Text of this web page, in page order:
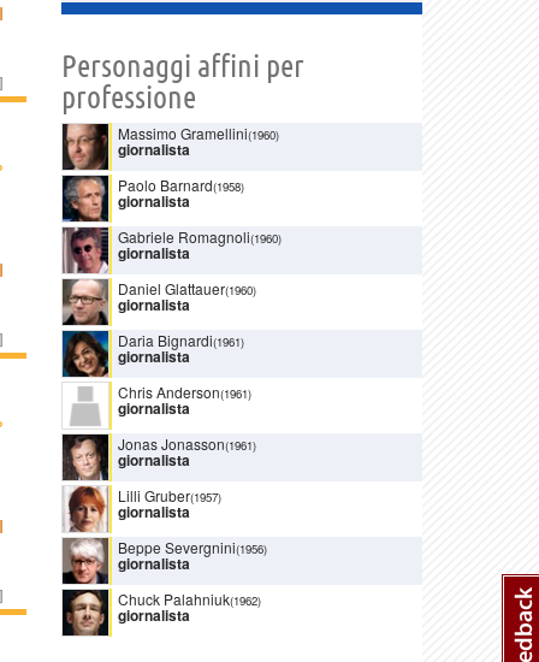
]
]
]
Personaggi affini per
professione
Massimo Gramellini(1960)
giornalista
Paolo Barnard(1958)
giornalista
Gabriele Romagnoli(1960)
giornalista
Daniel Glattauer(1960)
giornalista
Daria Bignardi(1961)
giornalista
Chris Anderson(1961)
giornalista
Jonas Jonasson(1961)
giornalista
Lilli Gruber(1957)
giornalista
Beppe Severgnini(1956)
giornalista
Chuck Palahniuk(1962)
giornalista